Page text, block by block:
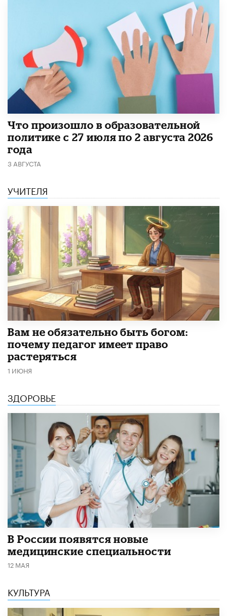
​Что произошло в образовательной
политике с 27 июля по 2 августа 2026
года
3 АВГУСТА
УЧИТЕЛЯ
​Вам не обязательно быть богом:
почему педагог имеет право
растеряться
1 ИЮНЯ
ЗДОРОВЬЕ
В России появятся новые
медицинские специальности
12 МАЯ
КУЛЬТУРА